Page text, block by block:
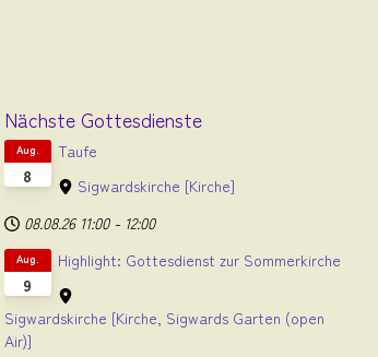
Nächste Gottesdienste
8
Aug.
Taufe
Sigwardskirche [Kirche]
08.08.26 11:00 - 12:00
9
Aug. Highlight: Gottesdienst zur Sommerkirche
Sigwardskirche [Kirche, Sigwards Garten (open
Air)]